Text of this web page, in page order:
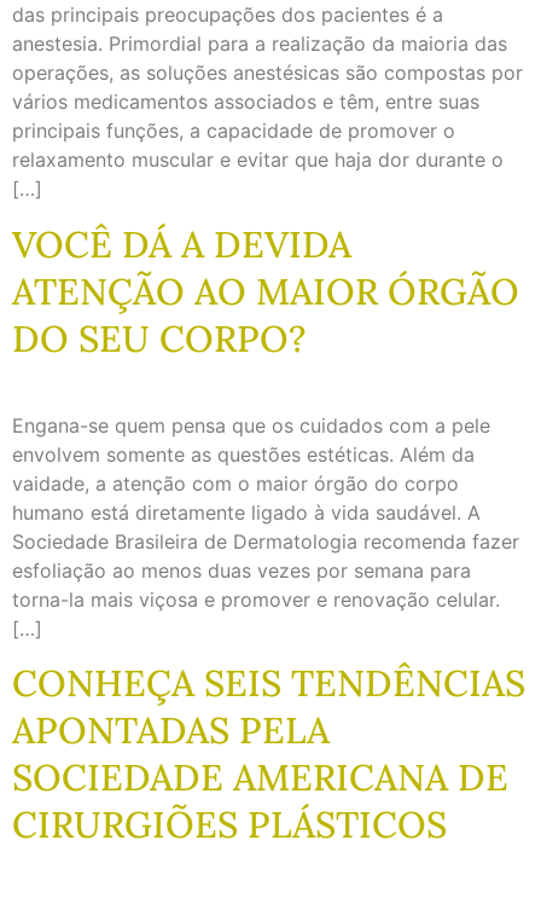
das principais preocupações dos pacientes é a
anestesia. Primordial para a realização da maioria das
operações, as soluções anestésicas são compostas por
vários medicamentos associados e têm, entre suas
principais funções, a capacidade de promover o
relaxamento muscular e evitar que haja dor durante o
[…]
VOCÊ DÁ A DEVIDA
ATENÇÃO AO MAIOR ÓRGÃO
DO SEU CORPO?
Engana-se quem pensa que os cuidados com a pele
envolvem somente as questões estéticas. Além da
vaidade, a atenção com o maior órgão do corpo
humano está diretamente ligado à vida saudável. A
Sociedade Brasileira de Dermatologia recomenda fazer
esfoliação ao menos duas vezes por semana para
torna-la mais viçosa e promover e renovação celular.
[…]
CONHEÇA SEIS TENDÊNCIAS
APONTADAS PELA
SOCIEDADE AMERICANA DE
CIRURGIÕES PLÁSTICOS